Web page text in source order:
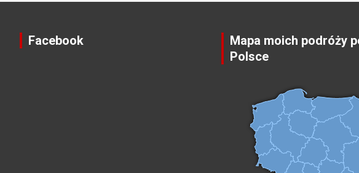
Facebook
Mapa moich podróży
Polsce